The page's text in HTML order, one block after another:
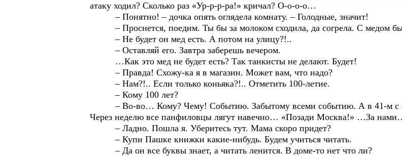
атаку ходил? Сколько раз «Ур-р-р-ра!» кричал? О-о-о-о…
– Понятно! – дочка опять оглядела комнату. – Голодные, значит!
– Проснется, поедим. Ты бы за молоком сходила, да согрела. С медом
– Не будет он мед есть. А потом на улицу?!..
– Оставляй его. Завтра заберешь вечером.
…Как это мед не будет есть? Так танкисты не делают. Будет!
– Правда! Схожу-ка я в магазин. Может вам, что надо?
– Нам?!.. Если только коньяка?!.. Отметить 100-летие.
– Кому 100 лет?
– Во-во… Кому? Чему! Событию. Забытому всеми событию. А в 41-м с
Через неделю все панфиловцы лягут навечно… «Позади Москва!» …За
– Ладно. Пошла я. Уберитесь тут. Мама скоро придет?
– Купи Пашке книжки какие-нибудь. Будем учиться читать.
– Да он все буквы знает, а читать ленится. В доме-то нет что ли?